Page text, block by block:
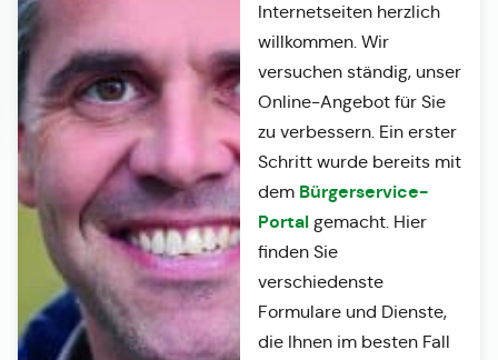
Internetseiten herzlich
willkommen. Wir
versuchen ständig, unser
Online-Angebot für Sie
zu verbessern. Ein erster
Schritt wurde bereits mit
dem Bürgerservice-
Portalgemacht. Hier
finden Sie
verschiedenste
Formulare und Dienste,
die Ihnen im besten Fall